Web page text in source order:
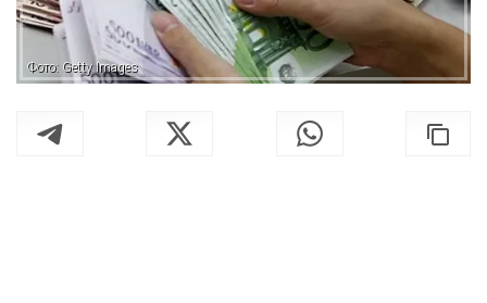
Фото: Getty Images